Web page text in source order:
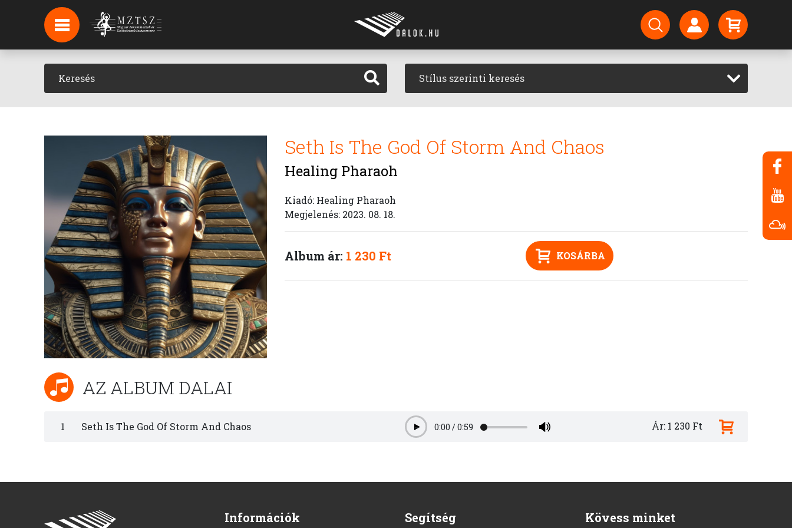
HÍREK
HÍRLEVÉL FELIRATKOZÁS
PODCAST Stílus szerinti keresés
Seth Is The God Of Storm And Chaos
Healing Pharaoh
Kiadó: Healing Pharaoh
Megjelenés: 2023. 08. 18.
Album ár: 1 230 Ft KOSÁRBA
AZ ALBUM DALAI
1 Seth Is The God Of Storm And Chaos Play0:00 /0:59 Ár: 1 230 Ft
Információk Segítség Kövess minket